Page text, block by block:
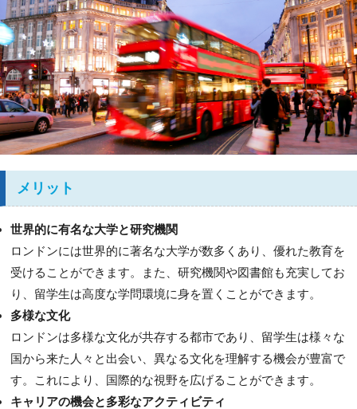
メリット
世界的に有名な大学と研究機関
ロンドンには世界的に著名な大学が数多くあり、優れた教育を
受けることができます。また、研究機関や図書館も充実してお
り、留学生は高度な学問環境に身を置くことができます。
多様な文化
ロンドンは多様な文化が共存する都市であり、留学生は様々な
国から来た人々と出会い、異なる文化を理解する機会が豊富で
す。これにより、国際的な視野を広げることができます。
キャリアの機会と多彩なアクティビティ